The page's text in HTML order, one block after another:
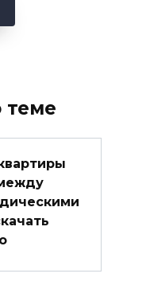
теме